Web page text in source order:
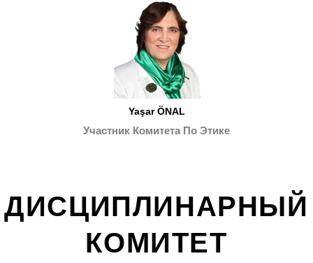
Yaşar ÖNAL
Участник Комитета По Этике
ДИСЦИПЛИНАРНЫЙ
КОМИТЕТ